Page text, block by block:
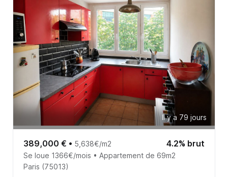
Il y a 79 jours
389,000 € • 5,638€/m2 4.2% brut
Se loue 1366€/mois • Appartement de 69m2
Paris (75013)